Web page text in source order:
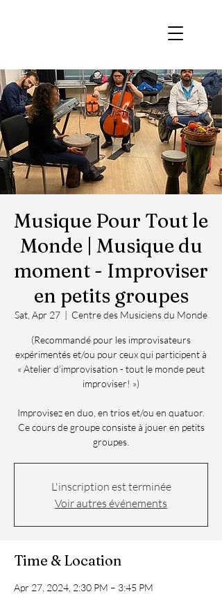
Musique Pour Tout le
Monde | Musique du
moment - Improviser
en petits groupes
Sat, Apr 27
  |
Centre des Musiciens du Monde
(Recommandé pour les improvisateurs
expérimentés et/ou pour ceux qui participent à
« Atelier d’improvisation - tout le monde peut
improviser! »)
Improvisez en duo, en trios et/ou en quatuor.
Ce cours de groupe consiste à jouer en petits
groupes.
L'inscription est terminée
Voir autres événements
Time & Location
Apr 27, 2024, 2:30 PM – 3:45 PM